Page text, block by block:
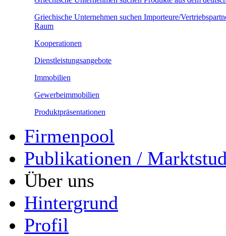
Griechische Unternehmen suchen Importeure/
Raum
Kooperationen
Dienstleistungsangebote
Immobilien
Gewerbeimmobilien
Produktpräsentationen
Firmenpool
Publikationen /
Über uns
Hintergrund
Profil